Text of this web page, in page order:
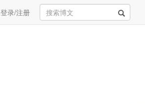
登录/注册